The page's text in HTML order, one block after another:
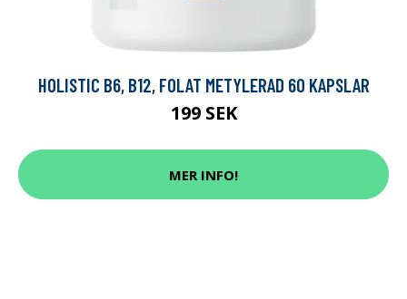
HOLISTIC B6, B12, FOLAT METYLERAD 60 KAPSLAR
199 SEK
MER INFO!